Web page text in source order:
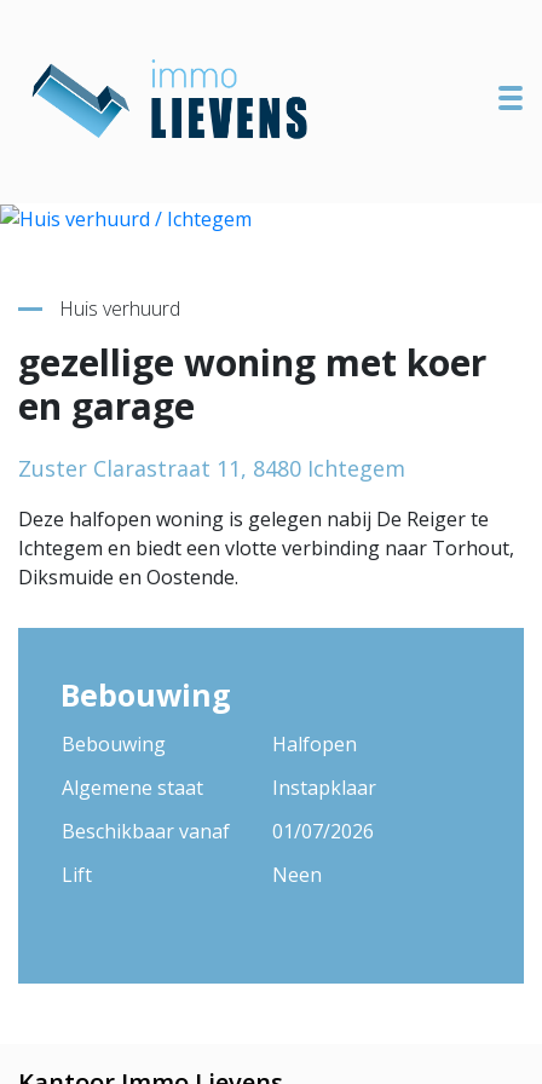
Terug naar overzicht
Huis verhuurd
gezellige woning met koer
en garage
Zuster Clarastraat 11, 8480 Ichtegem
Deze halfopen woning is gelegen nabij De Reiger te
Ichtegem en biedt een vlotte verbinding naar Torhout,
Diksmuide en Oostende.
Bebouwing
Bebouwing
Halfopen
Algemene staat
Instapklaar
Beschikbaar vanaf
01/07/2026
Lift
Neen